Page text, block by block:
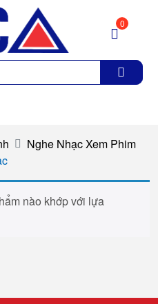
0
Nghe Nhạc Xem Phim
nào khớp với lựa